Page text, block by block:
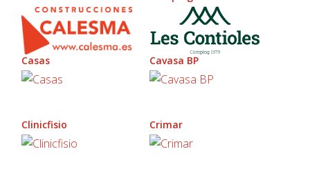
Casas Cavasa BP
Clinicfisio Crimar